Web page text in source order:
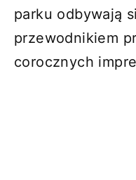
parku odbywają
przewodnikiem
corocznych